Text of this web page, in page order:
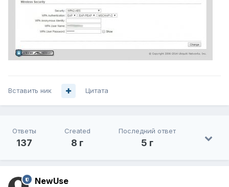
Вставить ник Цитата
Ответы
137
Created
8 г
Последний ответ
5 г
NewUse